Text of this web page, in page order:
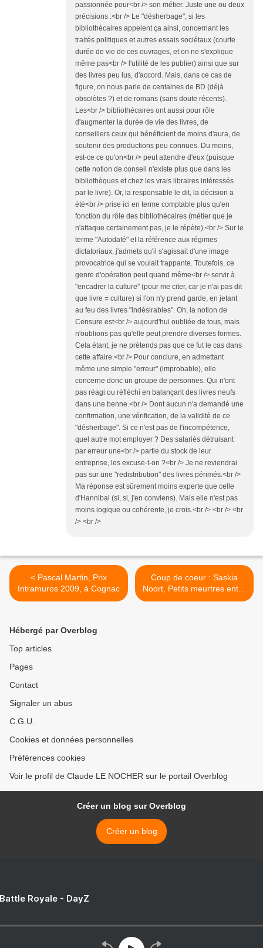
passionnée pour<br /> son métier. Juste une ou deux
précisions :<br /> Le "désherbage", si les
bibliothécaires appelent ça ainsi, concernant les
traités politiques et autres essais sociétaux (courte
durée de vie de ces ouvrages, et on ne s'explique
même pas<br /> l'utilité de les publier) ainsi que sur
des livres peu lus, d'accord. Mais, dans ce cas de
figure, on nous parle de centaines de BD (déjà
obsolètes ?) et de romans (sans doute récents).
Les<br /> bibliothécaires ont aussi pour rôle
d'augmenter la durée de vie des livres, de
conseillers ceux qui bénéficient de moins d'aura, de
soutenir des productions peu connues. Du moins,
est-ce ce qu'on<br /> peut attendre d'eux (puisque
cette notion de conseil n'existe plus que dans les
bibliothèques et chez les vrais libraires intéressés
par le livre). Or, la responsable le dit, la décision a
été<br /> prise ici en terme comptable plus qu'en
fonction du rôle des bibliothécaires (métier que je
n'attaque certainement pas, je le répète).<br /> Sur le
terme "Autodafé" et la référence aux régimes
dictatoriaux, j'admets qu'il s'agissait d'une image
provocatrice qui se voulait frappante. Toutefois, ce
genre d'opération peut quand même<br /> servir à
"encadrer la culture" (pour me citer, car je n'ai pas dit
que livre = culture) si l'on n'y prend garde, en jetant
au feu des livres "indésirables". Oh, la notion de
Censure est<br /> aujourd'hui oubliée de tous, mais
n'oublions pas qu'elle peut prendre diverses formes.
Cela étant, je ne prétends pas que ce fut le cas dans
cette affaire.<br /> Pour conclure, en admettant
même une simple "erreur" (improbable), elle
concerne donc un groupe de personnes. Qui n'ont
pas réagi ou réfléchi en balançant des livres neufs
dans une benne.<br /> Dont aucun n'a demandé une
confirmation, une vérification, de la validité de ce
"désherbage". Si ce n'est pas de l'incompétence,
quel autre mot employer ? Des salariés détruisant
par erreur une<br /> partie du stock de leur
entreprise, les excuse-t-on ?<br /> Je ne reviendrai
pas sur une "redistribution" des livres périmés.<br />
Ma réponse est sûrement moins experte que celle
d'Hannibal (si, si, j'en conviens). Mais elle n'est pas
moins logique ou cohérente, je crois.<br /> <br /> <br
/> <br />
< Pascal Martin, Prix
Intramuros 2009, à Cognac
Coup de coeur : Saskia
Noort, Petits meurtres entre
voisins >
Hébergé par Overblog
Top articles
Pages
Contact
Signaler un abus
C.G.U.
Cookies et données personnelles
Préférences cookies
Voir le profil de Claude LE NOCHER sur le portail Overblog
Créer un blog sur Overblog
Créer un blog
Royale - DayZ